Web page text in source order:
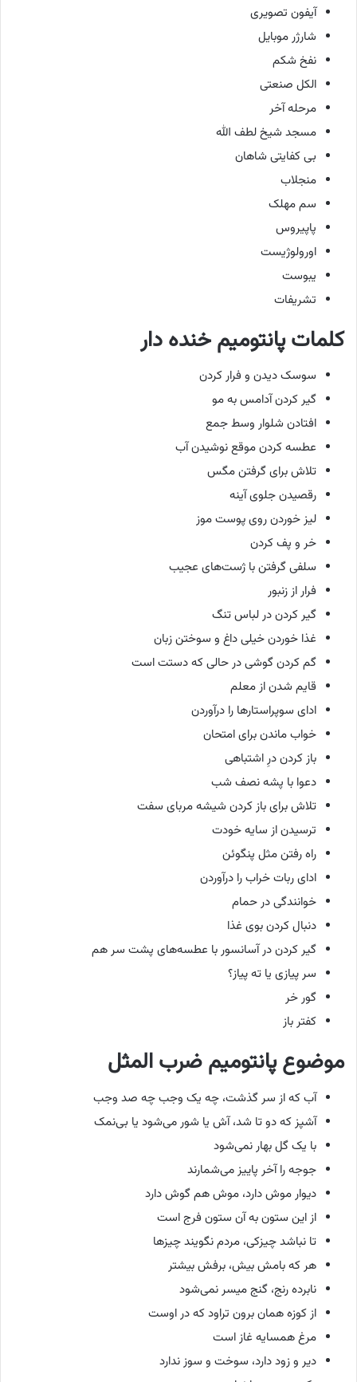
آیفون تصویری
شارژر موبایل
نفخ شکم
الکل صنعتی
مرحله آخر
مسجد شیخ لطف الله
بی کفایتی شاهان
منجلاب
سم مهلک
پاپیروس
اورولوژیست
یبوست
تشریفات
کلمات پانتومیم خنده دار
سوسک دیدن و فرار کردن
گیر کردن آدامس به مو
افتادن شلوار وسط جمع
عطسه کردن موقع نوشیدن آب
تلاش برای گرفتن مگس
رقصیدن جلوی آینه
لیز خوردن روی پوست موز
خر و پف کردن
سلفی گرفتن با ژست‌های عجیب
فرار از زنبور
گیر کردن در لباس تنگ
غذا خوردن خیلی داغ و سوختن زبان
گم کردن گوشی در حالی که دستت است
قایم شدن از معلم
ادای سوپراستارها را درآوردن
خواب ماندن برای امتحان
باز کردن درِ اشتباهی
دعوا با پشه نصف شب
تلاش برای باز کردن شیشه مربای سفت
ترسیدن از سایه خودت
راه رفتن مثل پنگوئن
ادای ربات خراب را درآوردن
خوانندگی در حمام
دنبال کردن بوی غذا
گیر کردن در آسانسور با عطسه‌های پشت سر هم
سر پیازی یا ته پیاز؟
گور خر
کفتر باز
موضوع پانتومیم ضرب المثل
آب که از سر گذشت، چه یک وجب چه صد وجب
آشپز که دو تا شد، آش یا شور می‌شود یا بی‌نمک
با یک گل بهار نمی‌شود
جوجه را آخر پاییز می‌شمارند
دیوار موش دارد، موش هم گوش دارد
از این ستون به آن ستون فرج است
تا نباشد چیزکی، مردم نگویند چیزها
هر که بامش بیش، برفش بیشتر
نابرده رنج، گنج میسر نمی‌شود
از کوزه همان برون تراود که در اوست
مرغ همسایه غاز است
دیر و زود دارد، سوخت و سوز ندارد